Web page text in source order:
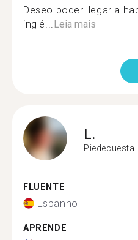
Deseo poder llegar a
inglé...Leia mais
L.
Piedecuesta
FLUENTE
Espanhol
APRENDE